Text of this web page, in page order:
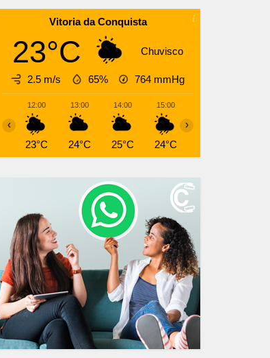
Vitoria da Conquista
23°C Chuvisco
2.5 m/s 65% 764 mmHg
12:00
23°C
13:00
24°C
14:00
25°C
15:00
24°C
‹ ›